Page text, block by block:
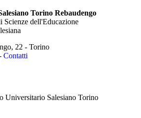
Torino Rebaudengo
Scienze dell'Educazione
22 - Torino
Contatti
Salesiano Torino